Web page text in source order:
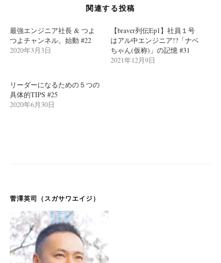
シ
ョ
関連する投稿
最強エンジニア社長 & つよ
つよチャンネル。始動 #22
2020年3月3日
【braver列伝Ep1】社員１号
はアル中エンジニア!?「ナベ
ちゃん(仮称)」の記憶 #31
2021年12月9日
リーダーになるための５つの
具体的TIPS #25
2020年6月30日
菅澤英司（スガサワエイジ）